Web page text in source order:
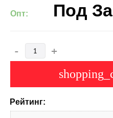
Опт: Под
- +
Рейтинг: